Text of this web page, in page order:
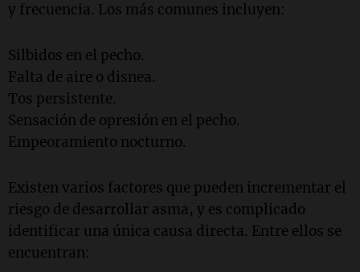
y frecuencia. Los más comunes incluyen:
Silbidos en el pecho.
Falta de aire o disnea.
Tos persistente.
Sensación de opresión en el pecho.
Empeoramiento nocturno.
Existen varios factores que pueden incrementar el
riesgo de desarrollar asma, y es complicado
identificar una única causa directa. Entre ellos se
encuentran: